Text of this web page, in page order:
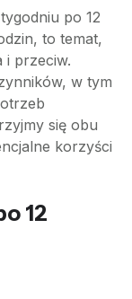
po 12
to temat,
i przeciw.
w tym
się obu
korzyści
12